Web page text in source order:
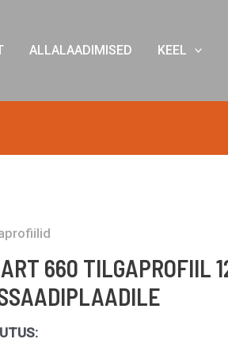
ALLALAADIMISED KEEL
660 TILGAPROFIIL